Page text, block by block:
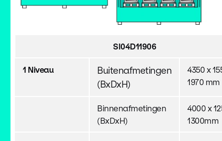
SI04D11906
1 Niveau
Buitenafmetingen
(BxDxH)
4350 x
1970 mm
Binnenafmetingen
(BxDxH)
4000 x
1300mm